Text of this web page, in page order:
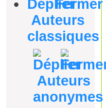
Auteurs
classiques
Auteurs
anonymes